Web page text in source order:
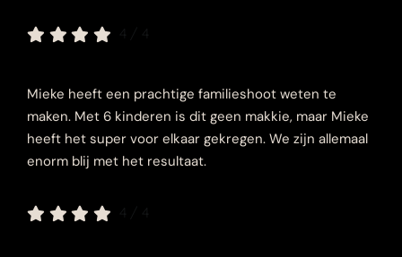
Mieke heeft een prachtige familieshoot weten te
maken. Met 6 kinderen is dit geen makkie, maar Mieke
heeft het super voor elkaar gekregen. We zijn allemaal
enorm blij met het resultaat.